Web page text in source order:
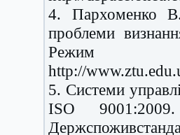
4. Пархоменко
проблеми
http://
5. Системи
ISO